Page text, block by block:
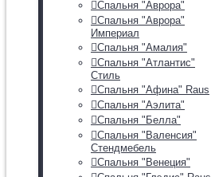
Спальня "Аврора"
Спальня "Аврора"
Империал
Спальня "Амалия"
Спальня "Атлантис"
Стиль
Спальня "Афина" Raus
Спальня "Аэлита"
Спальня "Белла"
Спальня "Валенсия"
Стендмебель
Спальня "Венеция"